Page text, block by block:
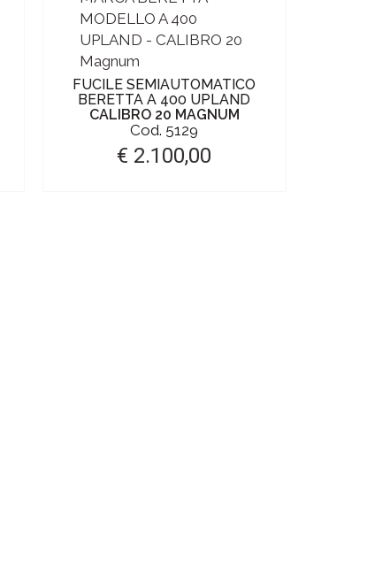
FUCILE SEMIAUTOMATICO
BERETTA A 400 UPLAND
CALIBRO 20 MAGNUM
Cod. 5129
€ 2.100,00